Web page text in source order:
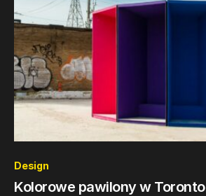
Design
Kolorowe pawilony w Toronto